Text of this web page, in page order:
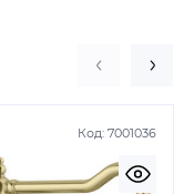
Код: 7001036